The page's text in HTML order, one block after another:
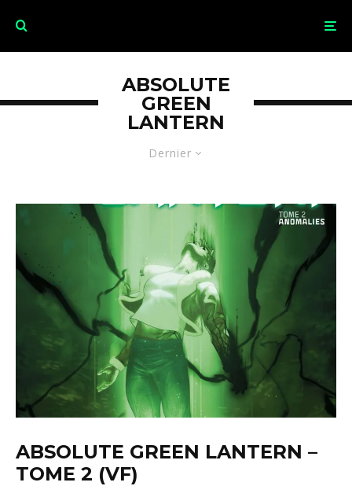
Dernier
ABSOLUTE
GREEN
LANTERN
ABSOLUTE GREEN LANTERN –
TOME 2 (VF)